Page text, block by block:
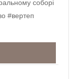
соборі
#вертеп